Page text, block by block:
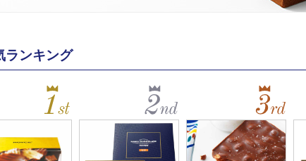
ランキング